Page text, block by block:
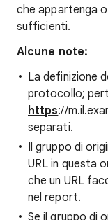
che appartenga
sufficienti.
Alcune note:
La definizione
protocollo;
https://
separati.
Il gruppo di
URL in questa
che un URL
nel report.
Se il gruppo di